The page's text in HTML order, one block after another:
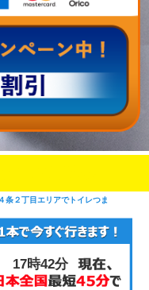
条２丁目エリアでトイレつま
17時42分